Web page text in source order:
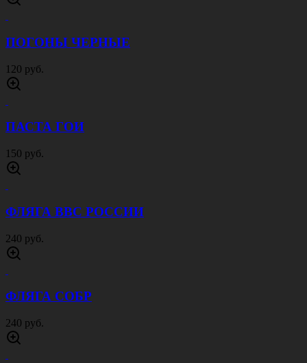
БРЕЛОК С НАМИ БОГ
150 руб.
КОКАРДА СОВЕТСКОЙ АРМИИ РЯДОВОЙ
СОСТАВ
100 руб.
КОКАРДА АРМИИ РОССИИ ЗОЛОТАЯ
100 руб.
КОКАРДА АРМИИ РОССИИ ОЛИВА
100 руб.